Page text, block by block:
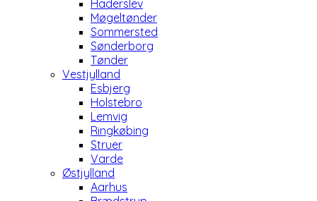
Haderslev
Møgeltønder
Sommersted
Sønderborg
Tønder
Vestjylland
Esbjerg
Holstebro
Lemvig
Ringkøbing
Struer
Varde
Østjylland
Aarhus